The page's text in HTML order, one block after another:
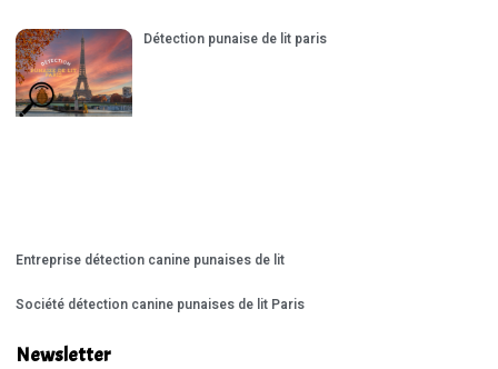
Détection punaise de lit paris
Entreprise détection canine punaises de lit
Société détection canine punaises de lit Paris
Newsletter